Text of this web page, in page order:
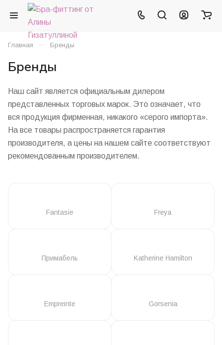
Главная – Бренды
Бренды
Наш сайт является официальным дилером
представленных торговых марок. Это означает, что
вся продукция фирменная, никакого «серого импорта».
На все товары распространяется гарантия
производителя, а цены на нашем сайте соответствуют
рекомендованным производителем.
Fantasie Freya
Примабель Katherine Hamilton
Empreinte Gorsenia